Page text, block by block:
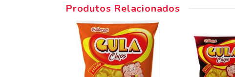
Produtos Relacionados